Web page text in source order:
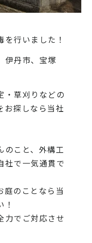
行いました！
伊丹市、宝塚
・草刈りなどの
お探しなら当社
こと、 外構工
社で一気通貫で
庭のことなら当
力でご対応させ